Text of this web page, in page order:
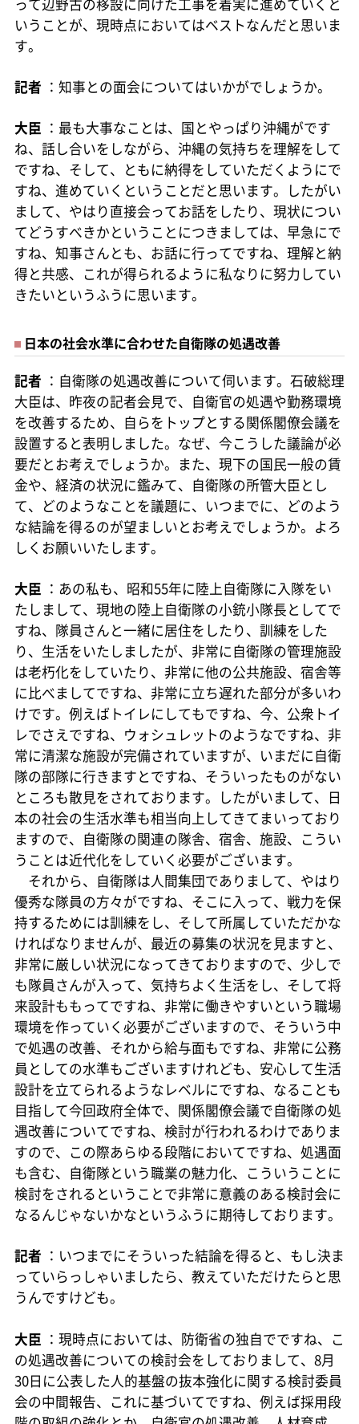
って辺野古の移設に向けた工事を着実に進めていくと
いうことが、現時点においてはベストなんだと思いま
す。
記者 ：知事との面会についてはいかがでしょうか。
大臣 ：最も大事なことは、国とやっぱり沖縄がです
ね、話し合いをしながら、沖縄の気持ちを理解をして
ですね、そして、ともに納得をしていただくようにで
すね、進めていくということだと思います。したがい
まして、やはり直接会ってお話をしたり、現状につい
てどうすべきかということにつきましては、早急にで
すね、知事さんとも、お話に行ってですね、理解と納
得と共感、これが得られるように私なりに努力してい
きたいというふうに思います。
日本の社会水準に合わせた自衛隊の処遇改善
記者 ：自衛隊の処遇改善について伺います。石破総理
大臣は、昨夜の記者会見で、自衛官の処遇や勤務環境
を改善するため、自らをトップとする関係閣僚会議を
設置すると表明しました。なぜ、今こうした議論が必
要だとお考えでしょうか。また、現下の国民一般の賃
金や、経済の状況に鑑みて、自衛隊の所管大臣とし
て、どのようなことを議題に、いつまでに、どのよう
な結論を得るのが望ましいとお考えでしょうか。よろ
しくお願いいたします。
大臣 ：あの私も、昭和55年に陸上自衛隊に入隊をい
たしまして、現地の陸上自衛隊の小銃小隊長としてで
すね、隊員さんと一緒に居住をしたり、訓練をした
り、生活をいたしましたが、非常に自衛隊の管理施設
は老朽化をしていたり、非常に他の公共施設、宿舎等
に比べましてですね、非常に立ち遅れた部分が多いわ
けです。例えばトイレにしてもですね、今、公衆トイ
レでさえですね、ウォシュレットのようなですね、非
常に清潔な施設が完備されていますが、いまだに自衛
隊の部隊に行きますとですね、そういったものがない
ところも散見をされております。したがいまして、日
本の社会の生活水準も相当向上してきてまいっており
ますので、自衛隊の関連の隊舎、宿舎、施設、こうい
うことは近代化をしていく必要がございます。
それから、自衛隊は人間集団でありまして、やはり
優秀な隊員の方々がですね、そこに入って、戦力を保
持するためには訓練をし、そして所属していただかな
ければなりませんが、最近の募集の状況を見ますと、
非常に厳しい状況になってきておりますので、少しで
も隊員さんが入って、気持ちよく生活をし、そして将
来設計ももってですね、非常に働きやすいという職場
環境を作っていく必要がございますので、そういう中
で処遇の改善、それから給与面もですね、非常に公務
員としての水準もございますけれども、安心して生活
設計を立てられるようなレベルにですね、なることも
目指して今回政府全体で、関係閣僚会議で自衛隊の処
遇改善についてですね、検討が行われるわけでありま
すので、この際あらゆる段階においてですね、処遇面
も含む、自衛隊という職業の魅力化、こういうことに
検討をされるということで非常に意義のある検討会に
なるんじゃないかなというふうに期待しております。
記者 ：いつまでにそういった結論を得ると、もし決ま
っていらっしゃいましたら、教えていただけたらと思
うんですけども。
大臣 ：現時点においては、防衛省の独自でですね、こ
の処遇改善についての検討会をしておりまして、8月
30日に公表した人的基盤の抜本強化に関する検討委員
会の中間報告、これに基づいてですね、例えば採用段